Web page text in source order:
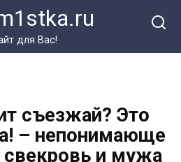
для Вас!
съезжай? Это
– непонимающе
свекровь и мужа